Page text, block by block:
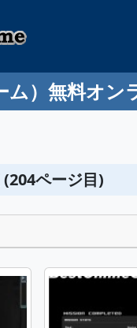
）無料オン
ページ目)